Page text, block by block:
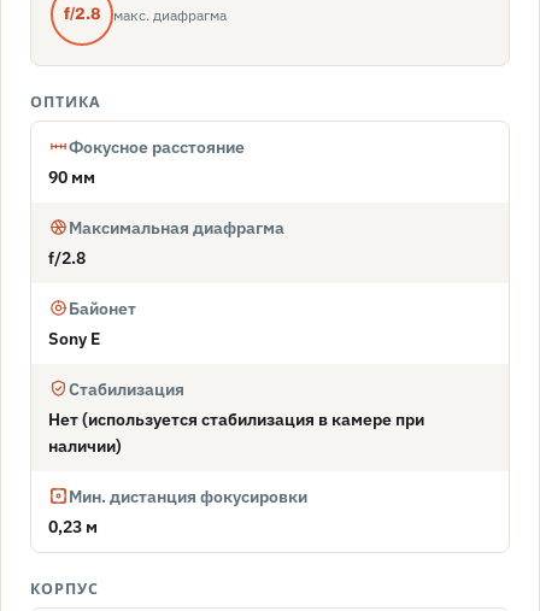
f/2.8 макс. диафрагма
ОПТИКА
Фокусное расстояние
90 мм
Максимальная диафрагма
f/2.8
Байонет
Sony E
Стабилизация
Нет (используется стабилизация в камере при
наличии)
Мин. дистанция фокусировки
0,23 м
КОРПУС